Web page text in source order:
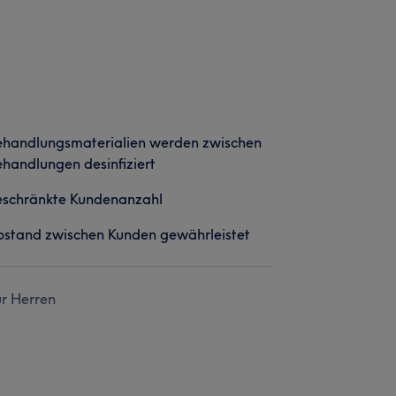
werden zwischen
desinfiziert
Kundenanzahl
zwischen Kunden gewährleistet
Herren